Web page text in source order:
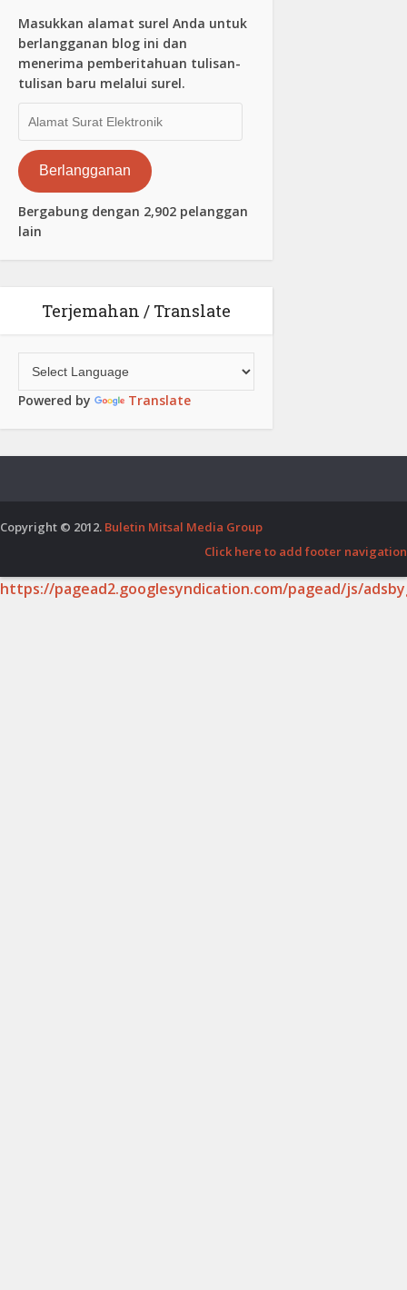
Masukkan alamat surel Anda untuk
berlangganan blog ini dan
menerima pemberitahuan tulisan-
tulisan baru melalui surel.
Surat
Elektronik
Berlangganan
Bergabung dengan 2,902 pelanggan
lain
Terjemahan / Translate
Powered by Translate
Copyright © 2012. Buletin Mitsal Media Group
Click here to add footer navigation
https://pagead2.googlesyndication.com/pagead/js/